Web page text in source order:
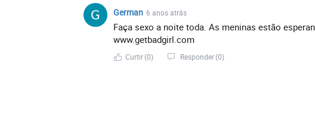
German 6 anos atrás
Faça sexo a noite toda. As meninas estão
www.getbadgirl.com
Curtir(0) Responder(0)